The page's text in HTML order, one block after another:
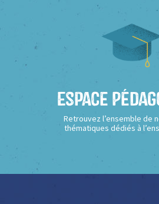
Espace
Retrouvez l’ensemble de
thématiques dédiés à